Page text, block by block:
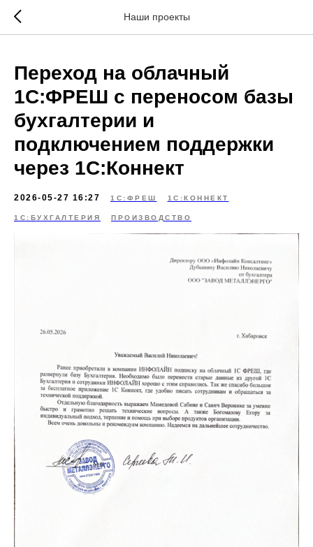
Наши проекты
Переход на облачный
1С:ФРЕШ с переносом базы
бухгалтерии и
подключением поддержки
через 1С:Коннект
2026-05-27 16:27 1С:ФРЕШ 1С:КОННЕКТ
1С:БУХГАЛТЕРИЯ ПРОИЗВОДСТВО